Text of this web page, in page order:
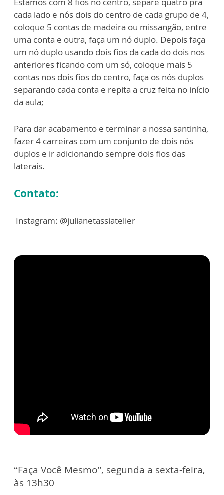
cada lado e nós dois do centro de cada grupo de 4,
coloque 5 contas de madeira ou missangão, entre
uma conta e outra, faça um nó duplo. Depois faça
um nó duplo usando dois fios da cada do dois nos
anteriores ficando com um só, coloque mais 5
contas nos dois fios do centro, faça os nós duplos
separando cada conta e repita a cruz feita no início
da aula;
Para dar acabamento e terminar a nossa santinha,
fazer 4 carreiras com um conjunto de dois nós
duplos e ir adicionando sempre dois fios das
laterais.
Contato:
Instagram: @julianetassiatelier
“Faça Você Mesmo”, segunda a sexta-feira,
às 13h30